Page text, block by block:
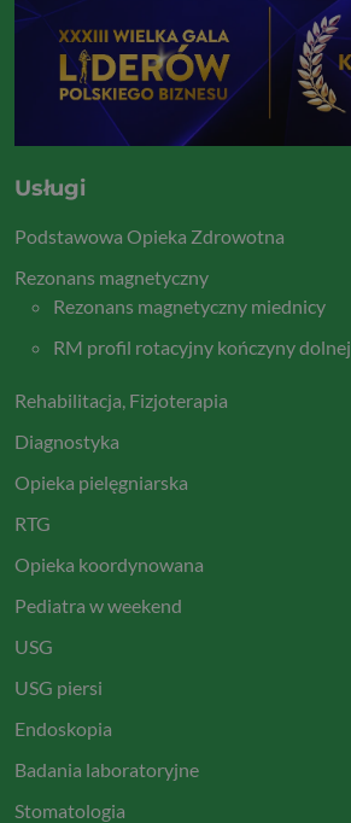
Usługi
Podstawowa Opieka Zdrowotna
Rezonans magnetyczny
Rezonans magnetyczny miednicy
RM profil rotacyjny kończyny dolnej
Rehabilitacja, Fizjoterapia
Diagnostyka
Opieka pielęgniarska
RTG
Opieka koordynowana
Pediatra w weekend
USG
USG piersi
Endoskopia
Badania laboratoryjne
Stomatologia